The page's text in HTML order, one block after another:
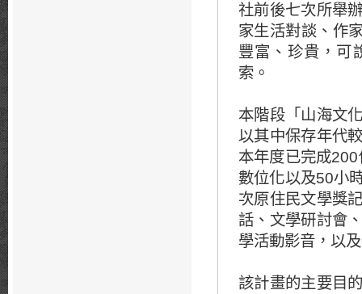
社前後七次所舉
家生活對談、作
豐富、珍貴，可
索。
本階段「山海文
以其中保存年代
本年度已完成
數位化以及50小
次原住民文學獎
話、文學研討會
學活動影音，以
該計畫的主要目